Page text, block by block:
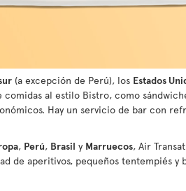
(a excepción de Perú), los Estados
al estilo Bistro, como
Hay un servicio de bar con
, Perú, Brasil y Marruecos, Air
de aperitivos, pequeños tentempiés y